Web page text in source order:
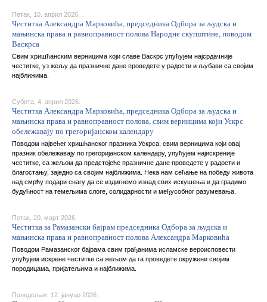
Петак, 10. април 2026.
Честитка Александра Марковића, председника Одбора за људска и
мањинска права и равноправност полова Народне скупштине, поводом
Васкрса
Свим хришћанским верницима који славе Васкрс упућујем најсрдачније
честитке, уз жељу да празничне дане проведете у радости и љубави са својим
најближима.
Субота, 4. април 2026.
Честитка Александра Марковића, председника Одбора за људска и
мањинска права и равноправност полова, свим верницима који Ускрс
обележавају по грегоријанском календару
Поводом највећег хришћанског празника Ускрса, свим верницима који овај
празник обележавају по грегоријанском календару, упућујем најискреније
честитке, са жељом да предстојеће празничне дане проведете у радости и
благостању, заједно са својим најближима. Нека нам сећање на победу живота
над смрћу подари снагу да се издигнемо изнад свих искушења и да градимо
будућност на темељима слоге, солидарности и међусобног разумевања.
Петак, 20. март 2026.
Честитка за Рамазански бајрам председника Одбора за људска и
мањинска права и равноправност полова Александра Марковића
Поводом Рамазанског бајрама свим грађанима исламске вероисповести
упућујем искрене честитке са жељом да га проведете окружени својим
породицама, пријатељима и најближима.
Понедељак, 12. јануар 2026.